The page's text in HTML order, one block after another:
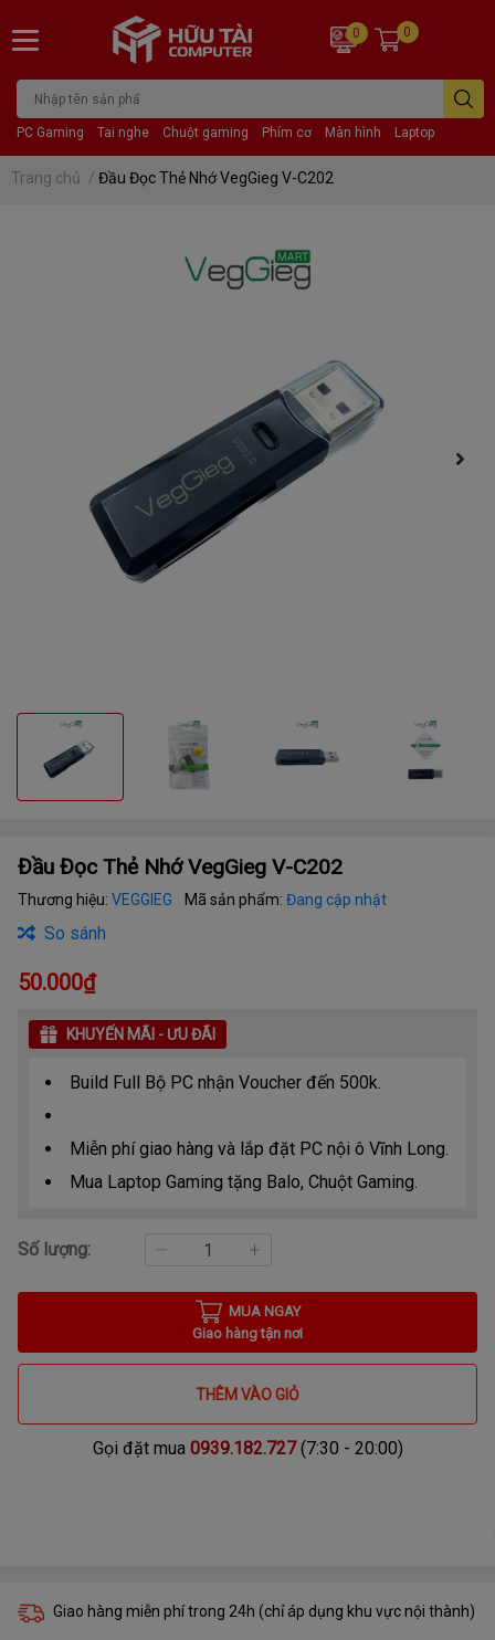
PC Gaming Tai nghe Chuột gaming Phím cơ Màn hình Laptop
0 0
Trang chủ / Đầu Đọc Thẻ Nhớ VegGieg V-C202
Đầu Đọc Thẻ Nhớ VegGieg V-C202
Thương hiệu: VEGGIEG Mã sản phẩm: Đang cập nhật
So sánh
50.000₫
KHUYẾN MÃI - ƯU ĐÃI
Build Full Bộ PC nhận Voucher đến 500k.
Miễn phí giao hàng và lắp đặt PC nội ô Vĩnh Long.
Mua Laptop Gaming tặng Balo, Chuột Gaming.
Số lượng:
MUA NGAY
Giao hàng tận nơi
THÊM VÀO GIỎ
Gọi đặt mua 0939.182.727(7:30 - 20:00)
Giao hàng miễn phí trong 24h (chỉ áp dụng khu vực nội thành)